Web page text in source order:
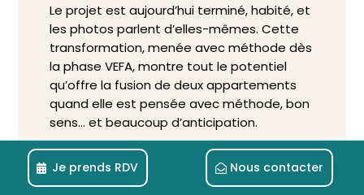
Le projet est aujourd’hui terminé, habité, et
les photos parlent d’elles-mêmes. Cette
transformation, menée avec méthode dès
la phase VEFA, montre tout le potentiel
qu’offre la fusion de deux appartements
quand elle est pensée avec méthode, bon
sens… et beaucoup d’anticipation.
Et vous ? Que retenez-vous de cette
réalisation ? Quelles idées aimeriez-vous
appliquer à vos futurs projets ? Dites-le-
Je prends RDV Nous contacter